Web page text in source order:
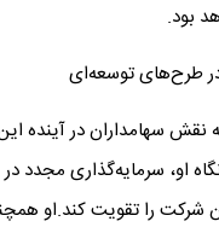
بود.
طرح‌های توسعه‌ای
نقش سهامداران در آینده
او، سرمایه‌گذاری مجدد در
شرکت را تقویت کند.او